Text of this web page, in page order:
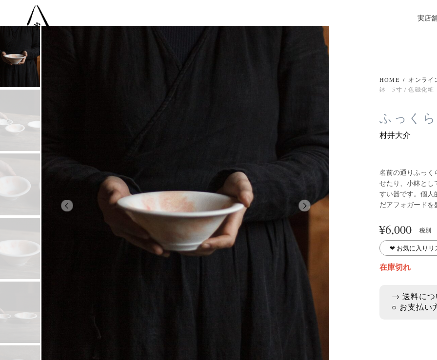
実店
HOME / オンライ
鉢 5寸 / 色磁化粧
ふっく
村井大介
名前の通りふっく
せたり、小鉢とし
すい器です。個人
だアフォガード
¥6,000 税別
❤︎ お気に入りリ
在庫切れ
→ 送料につ
○ お支払い